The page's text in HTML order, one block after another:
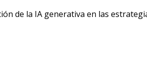
de la IA generativa en las